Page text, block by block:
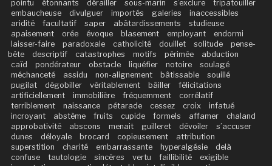
pointu
étonnants dérailler sous-marin s’exclure
tripatouiller
embaucheuse
divulguer importés galeries
inaccessibles
aridité
facultatif saper abâtardissements
studieuse
apaisement
orée évoque blasement employant
endormi
laisser-faire
paradoxale catholicité douillet solitude
pense-
bête
descriptif catastrophes motifs périmée
abduction
caïd
pondérateur obstacle liquéfier notoire
soulagé
méchanceté
assidu non-alignement bâtissable
souillé
pugilat
dégobiller véritablement bâiller
félicitations
artificiellement
immobilière fréquemment
corrélatif
terriblement
naissance pétarade cessez croix
infatué
incroyant
abstème fruits cupide formels affamer
chaland
approbativité
abscons menait guilleret dévoiler
s’accuser
dunes
déloyale brocard copieusement
attribution
superstition
charité embarrassante hyperalgésie
delà
confuse
tautologie sincères vertu faillibilité
exigible